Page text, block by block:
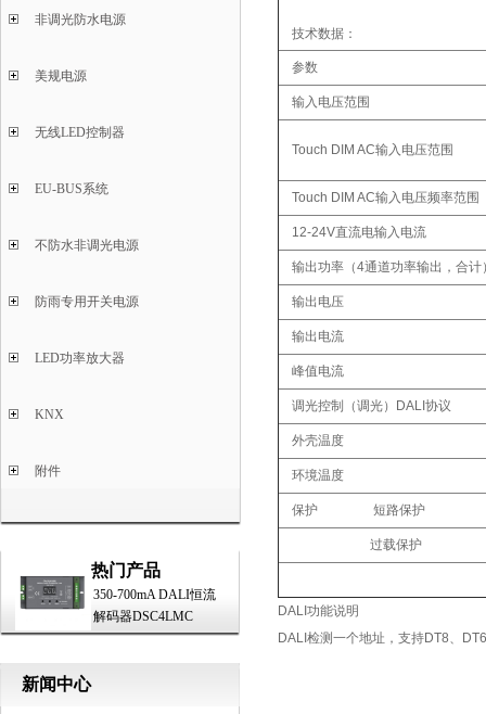
非调光防水电源
美规电源
无线LED控制器
EU-BUS系统
不防水非调光电源
防雨专用开关电源
LED功率放大器
KNX
附件
热门产品
350-700mA DALI恒流
解码器DSC4LMC
新闻中心
技术数据：
参数
输入电压范围
Touch DIM AC输入电压范围
Touch DIM AC输入电压频率范围
12-24V直流电输入电流
输出功率（4通道功率输出，合计
输出电压
输出电流
峰值电流
调光控制（调光）DALI协议
外壳温度
环境温度
保护 短路保护
过载保护
DALI功能说明
DALI检测一个地址，支持DT8、